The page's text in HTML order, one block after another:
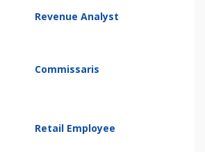
Revenue Analyst
Commissaris
Retail Employee